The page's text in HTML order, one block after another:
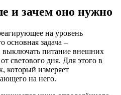
и зачем оно нужно
на уровень
основная задача –
выключать питание внешних
светового дня. Для этого в
который измеряет
на него.